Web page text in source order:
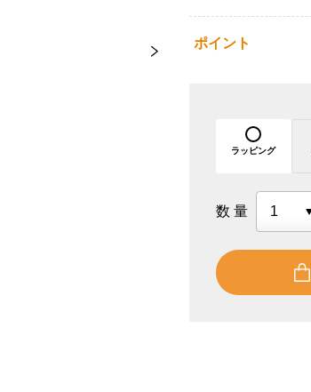
ポイント
ラッピング
数量